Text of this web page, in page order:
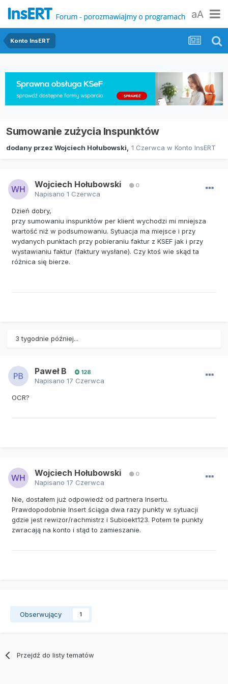
aA
Konto InsERT
Sumowanie zużycia Inspunktów
dodany przez Wojciech Hołubowski 1 Czerwca w Konto InsERT
Wojciech Hołubowski 0
Napisano 1 Czerwca
Dzień dobry,
przy sumowaniu inspunktów per klient wychodzi mi mniejsza
wartość niż w podsumowaniu. Sytuacja ma miejsce i przy
wydanych punktach przy pobieraniu faktur z KSEF jak i przy
wystawianiu faktur (faktury wysłane). Czy ktoś wie skąd ta
różnica się bierze.
3 tygodnie później...
Paweł B 128
Napisano 17 Czerwca
OCR?
Wojciech Hołubowski 0
Napisano 17 Czerwca
Nie, dostałem już odpowiedź od partnera Insertu.
Prawdopodobnie Insert ściąga dwa razy punkty w sytuacji
gdzie jest rewizor/rachmistrz i Subioekt123. Potem te punkty
zwracają na konto i stąd to zamieszanie.
Obserwujący 1
Przejdź do listy tematów